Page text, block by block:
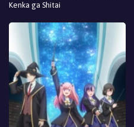
Episodio 26
Episodio 25
Episodio 24
Episodio 23
Kenka ga Shitai